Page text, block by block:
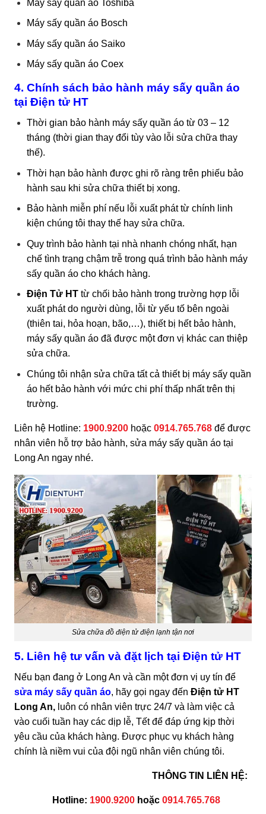
Máy sấy quần áo Toshiba
Máy sấy quần áo Bosch
Máy sấy quần áo Saiko
Máy sấy quần áo Coex
4. Chính sách bảo hành máy sấy quần áo
tại Điện tử HT
Thời gian bảo hành máy sấy quần áo từ 03 – 12
tháng (thời gian thay đổi tùy vào lỗi sửa chữa thay
thế).
Thời hạn bảo hành được ghi rõ ràng trên phiếu bảo
hành sau khi sửa chữa thiết bị xong.
Bảo hành miễn phí nếu lỗi xuất phát từ chính linh
kiện chúng tôi thay thế hay sửa chữa.
Quy trình bảo hành tại nhà nhanh chóng nhất, hạn
chế tình trạng chậm trễ trong quá trình bảo hành máy
sấy quần áo cho khách hàng.
Điện Tử HTtừ chối bảo hành trong trường hợp lỗi
xuất phát do người dùng, lỗi từ yếu tố bên ngoài
(thiên tai, hỏa hoạn, bão,…), thiết bị hết bảo hành,
máy sấy quần áo đã được một đơn vị khác can thiệp
sửa chữa.
Chúng tôi nhận sửa chữa tất cả thiết bị máy sấy quần
áo hết bảo hành với mức chi phí thấp nhất trên thị
trường.
Liên hệ Hotline: 1900.9200 hoặc 0914.765.768 để được
nhân viên hỗ trợ bảo hành, sửa máy sấy quần áo tại
Long An ngay nhé.
Sửa chữa đồ điện tử điện lạnh tận nơi
5. Liên hệ tư vấn và đặt lịch tại Điện tử HT
Nếu bạn đang ở Long An và cần một đơn vị uy tín để
sửa máy sấy quần áo, hãy gọi ngay đến Điện tử HT
Long An, luôn có nhân viên trực 24/7 và làm việc cả
vào cuối tuần hay các dịp lễ, Tết để đáp ứng kịp thời
yêu cầu của khách hàng. Được phục vụ khách hàng
chính là niềm vui của đội ngũ nhân viên chúng tôi.
THÔNG TIN LIÊN HỆ:
Hotline: 1900.9200 hoặc 0914.765.768